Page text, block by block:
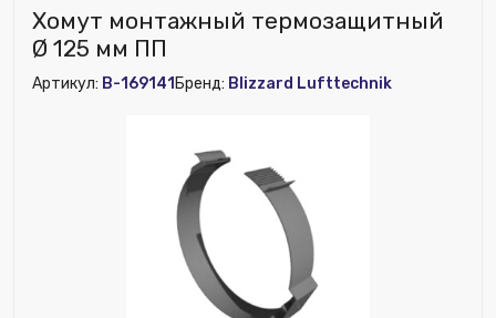
Бренд:
Blizzard Lufttechnik
Наличие рекуператора:
Номенклатура:
Бухта 50м. Цена за метр
Хомут монтажный термозащитный
Ø 125 мм ПП
Артикул: B-169141 Бренд: Blizzard Lufttechnik